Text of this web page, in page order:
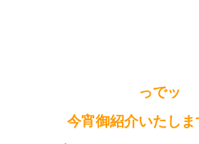
っでッ
今宵御紹介いたしま